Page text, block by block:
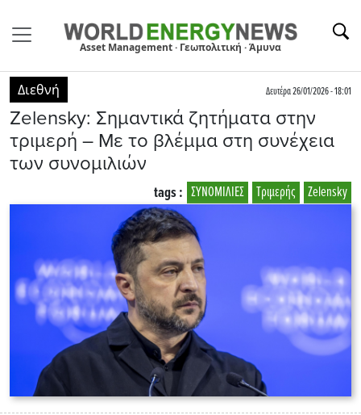
Asset Management · Γεωπολιτική · Άμυνα
Διεθνή Δευτέρα 26/01/2026 - 18:01
Zelensky: Σημαντικά ζητήματα στην
τριμερή – Με το βλέμμα στη συνέχεια
των συνομιλιών
Zelensky
Τριμερής
ΣΥΝΟΜΙΛΙΕΣ
tags :